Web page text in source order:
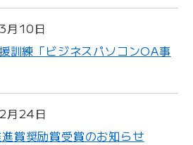
月10日
訓練「ビジネスパソコンOA事
月24日
賞奨励賞受賞のお知らせ